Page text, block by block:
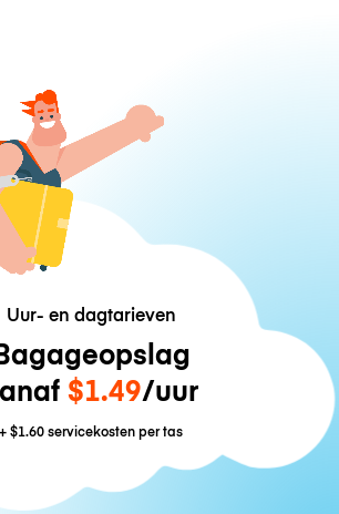
Uur- en dagtarieven
$1.49/uur
+$1.60servicekosten per tas